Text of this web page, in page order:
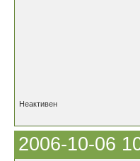
Неактивен
2006-10-06